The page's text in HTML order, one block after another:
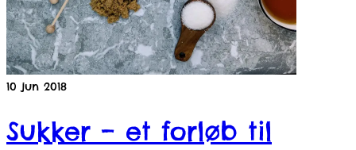
10 jun 2018
Sukker – et forløb til